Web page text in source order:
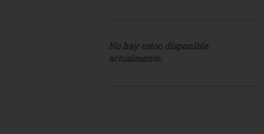
No hay estoc disponible
actualmente.